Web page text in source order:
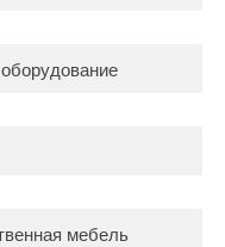
мебель